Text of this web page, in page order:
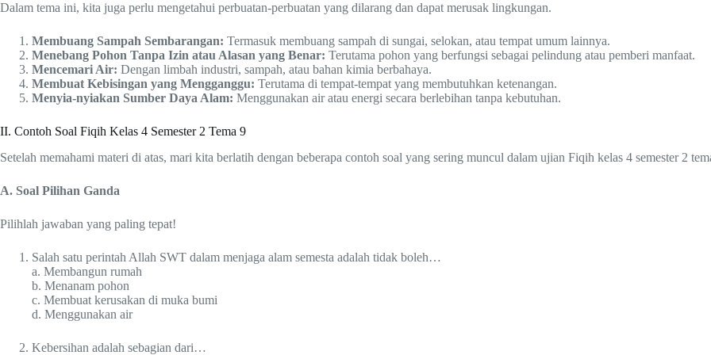
Dalam tema ini, kita juga perlu mengetahui perbuatan-perbuatan yang dilarang dan dapat merusak lingkungan.
Membuang Sampah Sembarangan: Termasuk membuang sampah di sungai, selokan, atau tempat umum lainnya.
Menebang Pohon Tanpa Izin atau Alasan yang Benar: Terutama pohon yang berfungsi sebagai pelindung atau pemberi manfaat.
Mencemari Air: Dengan limbah industri, sampah, atau bahan kimia berbahaya.
Membuat Kebisingan yang Mengganggu: Terutama di tempat-tempat yang membutuhkan ketenangan.
Menyia-nyiakan Sumber Daya Alam: Menggunakan air atau energi secara berlebihan tanpa kebutuhan.
II. Contoh Soal Fiqih Kelas 4 Semester 2 Tema 9
Setelah memahami materi di atas, mari kita berlatih dengan beberapa contoh soal yang sering muncul dalam ujian Fiqih kelas 4 semester 2
A. Soal Pilihan Ganda
Pilihlah jawaban yang paling tepat!
Salah satu perintah Allah SWT dalam menjaga alam semesta adalah tidak boleh…
a. Membangun rumah
b. Menanam pohon
c. Membuat kerusakan di muka bumi
d. Menggunakan air
Kebersihan adalah sebagian dari…